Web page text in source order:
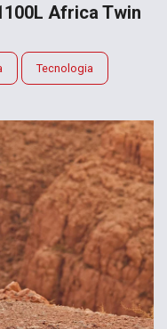
Africa Twin
Tecnologia